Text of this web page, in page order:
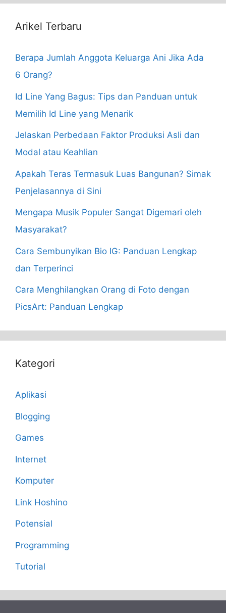
Arikel Terbaru
Berapa Jumlah Anggota Keluarga Ani Jika Ada
6 Orang?
Id Line Yang Bagus: Tips dan Panduan untuk
Memilih Id Line yang Menarik
Jelaskan Perbedaan Faktor Produksi Asli dan
Modal atau Keahlian
Apakah Teras Termasuk Luas Bangunan? Simak
Penjelasannya di Sini
Mengapa Musik Populer Sangat Digemari oleh
Masyarakat?
Cara Sembunyikan Bio IG: Panduan Lengkap
dan Terperinci
Cara Menghilangkan Orang di Foto dengan
PicsArt: Panduan Lengkap
Kategori
Aplikasi
Blogging
Games
Internet
Komputer
Link Hoshino
Potensial
Programming
Tutorial